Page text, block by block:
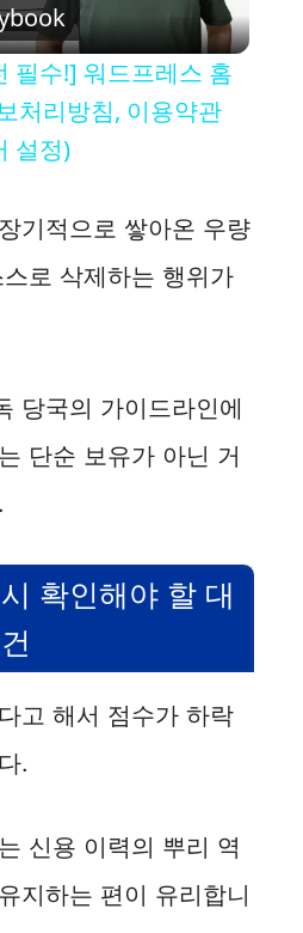
l
a
V
d
e
필수!] 워드프레스 홈
처리방침, 이용약관
설정)
기적으로 쌓아온 우량
로 삭제하는 행위가
당국의 가이드라인에
단순 보유가 아닌 거
확인해야 할 대
고 해서 점수가 하락
.
신용 이력의 뿌리 역
지하는 편이 유리합니